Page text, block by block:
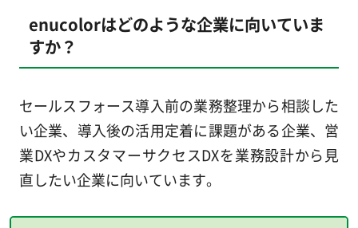
enucolorはどのような企業に向いていま
すか？
セールスフォース導入前の業務整理から相談した
い企業、導入後の活用定着に課題がある企業、営
業DXやカスタマーサクセスDXを業務設計から見
直したい企業に向いています。